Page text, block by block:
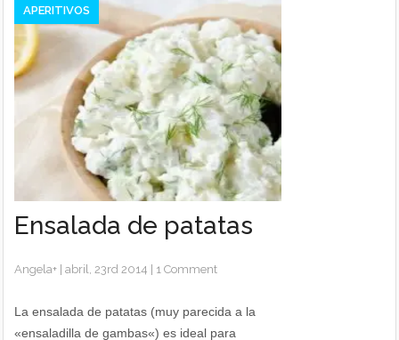
APERITIVOS
Ensalada de patatas
Angela+ |abril, 23rd 2014 1 Comment
La ensalada de patatas (muy parecida a la
«ensaladilla de gambas«) es ideal para